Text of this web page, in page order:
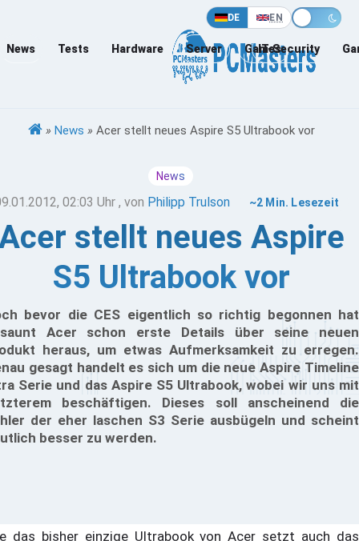
DE EN
News Tests Hardware Server Games
IT-Security
» News » Acer stellt neues Aspire S5 Ultrabook vor
News
02:03 Uhr , von Philipp Trulson ~2 Min. Lesezeit
stellt neues Aspire
S5 Ultrabook vor
bevor die CES eigentlich so richtig begonnen hat
Acer schon erste Details über seine neuen
heraus, um etwas Aufmerksamkeit zu erregen.
gesagt handelt es sich um die neue Aspire Timeline
Serie und das Aspire S5 Ultrabook, wobei wir uns mit
beschäftigen. Dieses soll anscheinend die
der eher laschen S3 Serie ausbügeln und scheint
besser zu werden.
das bisher einzige Ultrabook von Acer setzt auch das